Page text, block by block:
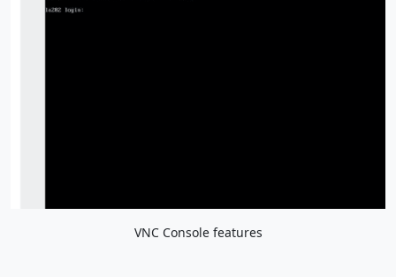
VNC Console features